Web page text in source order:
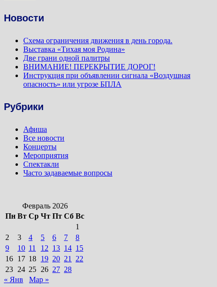
Новости
Схема ограничения движения в день города.
Выставка «Тихая моя Родина»
Две грани одной палитры
ВНИМАНИЕ! ПЕРЕКРЫТИЕ ДОРОГ!
Инструкция при объявлении сигнала «Воздушная
опасность» или угрозе БПЛА
Рубрики
Афиша
Все новости
Концерты
Мероприятия
Спектакли
Часто задаваемые вопросы
Февраль 2026
Пн Вт Ср Чт Пт Сб Вс
1
2
3 4 5 6 7
8
9
10 11 12 13 14 15
16 17 18 19 20 21
22
23 24 25 26 27 28
« Янв
Мар »